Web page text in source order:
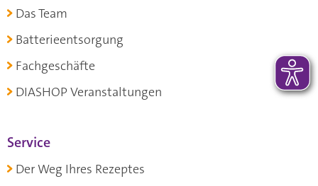
Das Team
Batterieentsorgung
Fachgeschäfte
DIASHOP Veranstaltungen
Service
Der Weg Ihres Rezeptes